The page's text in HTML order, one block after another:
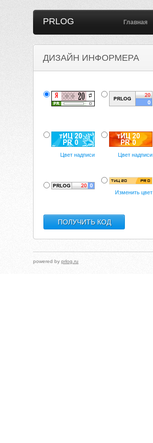
PRLOG Главная
ДИЗАЙН ИНФОРМЕРА
Цвет надписи Цвет надписи
Изменить цвет
powered byprlog.ru